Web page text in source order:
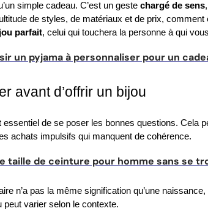
simple cadeau. C’est un geste chargé de sens
de styles, de matériaux et de prix, comment
parfait, celui qui touchera la personne à qui
un pyjama à personnaliser pour un
avant d’offrir un bijou
achats impulsifs qui manquent de cohérence.
taille de ceinture pour homme sans se
n’a pas la même signification qu’une
peut varier selon le contexte.